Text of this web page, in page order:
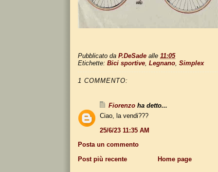
Pubblicato da P.DeSade alle 11:05
Etichette: Bici sportive Legnano Simplex
1 COMMENTO:
Fiorenzo ha detto...
Ciao, la vendi???
25/6/23 11:35 AM
Posta un commento
Post più recente
Home page